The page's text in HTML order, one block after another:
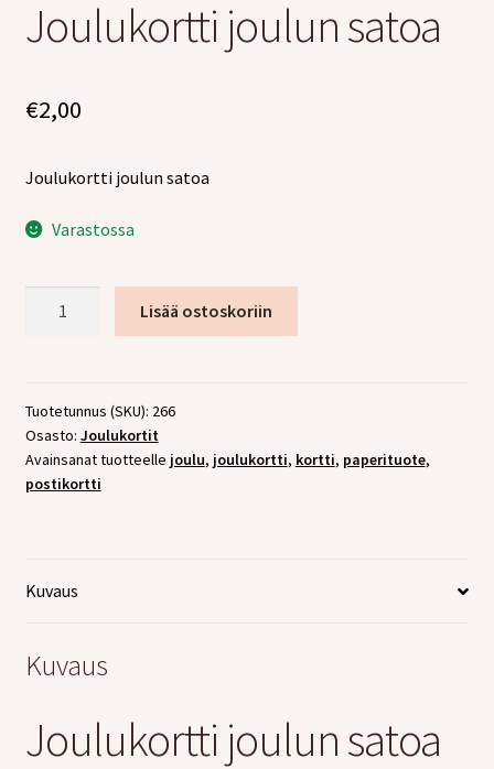
valikko
Joulukortti joulun satoa
€2,00
Joulukortti joulun satoa
Varastossa
Lisää ostoskoriin
Tuotetunnus (SKU): 266
Osasto: Joulukortit
Avainsanat tuotteelle joulu, joulukortti, kortti, paperituote,
postikortti
Kuvaus
Kuvaus
Joulukortti joulun satoa